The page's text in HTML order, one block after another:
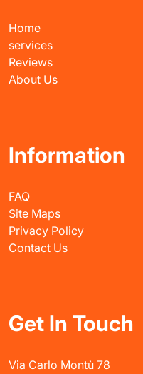
Home
services
Reviews
About Us
Information
FAQ
Site Maps
Privacy Policy
Contact Us
Get In Touch
Via Carlo Montù 78